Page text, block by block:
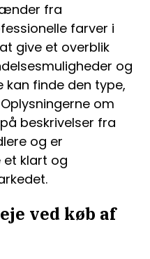
fra
farver i
give et overblik
og
kan finde den type,
om
beskrivelser fra
og er
klart og
ved køb af